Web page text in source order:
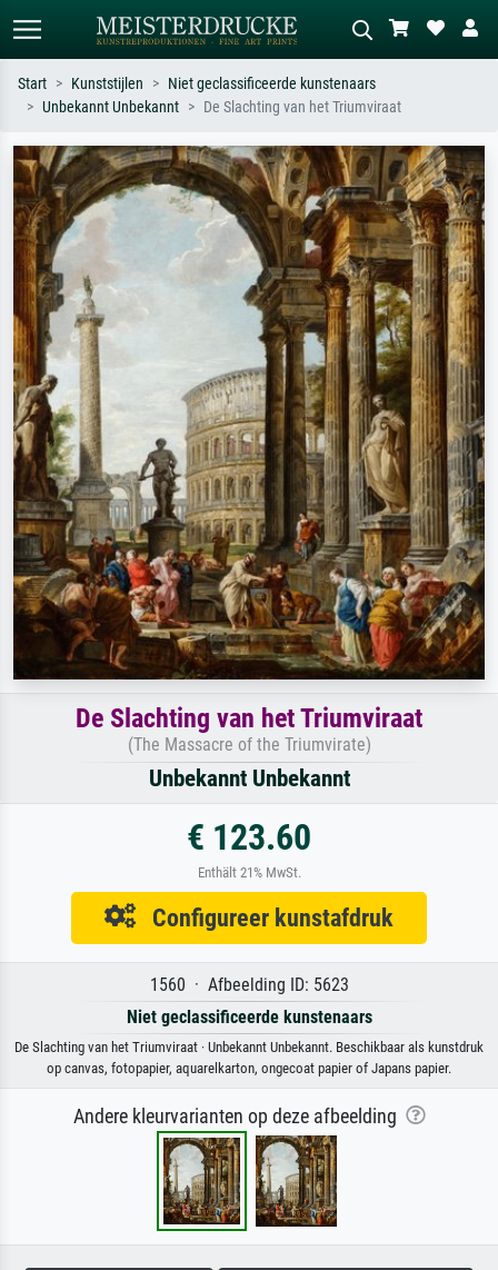
Zoek op kunstenaar, titel of stijl – bijv.
Monet, Sterrennacht, impressionisme,
Hokusai-golf, naakt.
Beschrijf de scène – bijv. groene
weide, abstract met veel rood, donker
olieverfschilderij, staand naakt naast
een boom.
Start Kunststijlen
Niet geclassificeerde kunstenaars
Unbekannt Unbekannt
De Slachting van het Triumviraat
De Slachting van het Triumviraat
(The Massacre of the Triumvirate)
Unbekannt Unbekannt
€ 123.60
Enthält 21% MwSt.
Configureer kunstafdruk
1560 · Afbeelding ID: 5623
Niet geclassificeerde kunstenaars
De Slachting van het Triumviraat · Unbekannt Unbekannt. Beschikbaar als kunstdruk
op canvas, fotopapier, aquarelkarton, ongecoat papier of Japans papier.
Andere kleurvarianten op deze afbeelding